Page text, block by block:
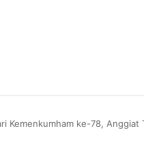
Kemenkumham ke-78, Anggiat